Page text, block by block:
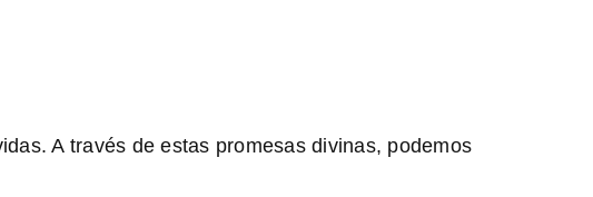
A través de estas promesas divinas, podemos